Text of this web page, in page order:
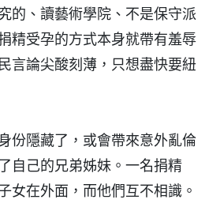
的、讀藝術學院、不是保守派
精受孕的方式本身就帶有羞辱
言論尖酸刻薄，只想盡快要紐
份隱藏了，或會帶來意外亂倫
自己的兄弟姊妹。一名捐精
女在外面，而他們互不相識。